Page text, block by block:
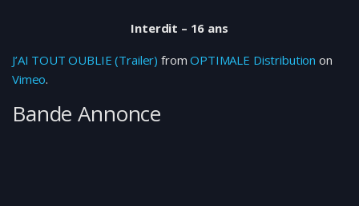
Interdit – 16 ans
J’AI TOUT OUBLIE (Trailer) fromOPTIMALE Distribution on
Vimeo.
Bande Annonce